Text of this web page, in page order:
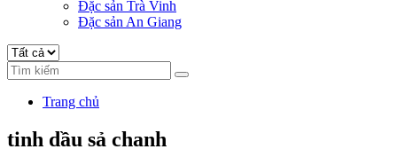
Đặc sản Trà Vinh
Đặc sản An Giang
Trang chủ
tinh dầu sả chanh